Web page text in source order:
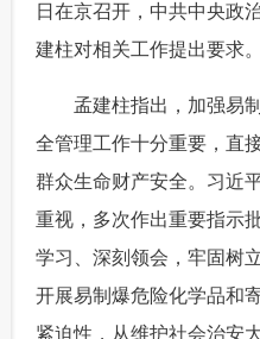
富媒体 摄影
新华电视中文
日在京召开，中共中央政
建柱对相关工作提出要求。
孟建柱指出，加强易制
全管理工作十分重要，直
群众生命财产安全。习近
重视，多次作出重要指示
学习、深刻领会，牢固树
开展易制爆危险化学品和
紧迫性，从维护社会治安